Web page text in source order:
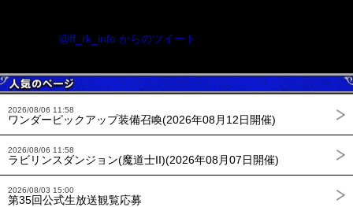
@ff_rk_info からのツイート
2026/08/06 11:58
ワンダーピックアップ装備召喚(2026年08月12日開催)
2026/08/06 11:58
ラビリンスダンジョン(魔道士II)(2026年08月07日開催)
2026/08/03 15:00
第35回公式生放送観覧応募